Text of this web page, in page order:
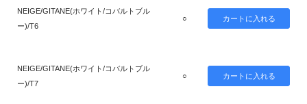
NEIGE/GITANE(ホワイト/コバルトブル
ー)/T6
○
NEIGE/GITANE(ホワイト/コバルトブル
ー)/T7
○